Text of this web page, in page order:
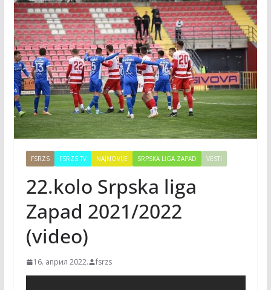
FSRZS FSRZS.TV NAJNOVIJE SRPSKA LIGA ZAPAD VESTI
22.kolo Srpska liga
Zapad 2021/2022
(video)
16. април 2022. fsrzs